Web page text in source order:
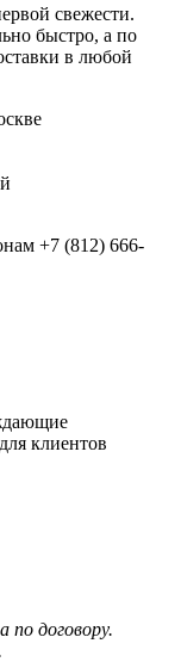
свежести.
быстро, а по
в любой
+7 (812) 666-
клиентов
договору.